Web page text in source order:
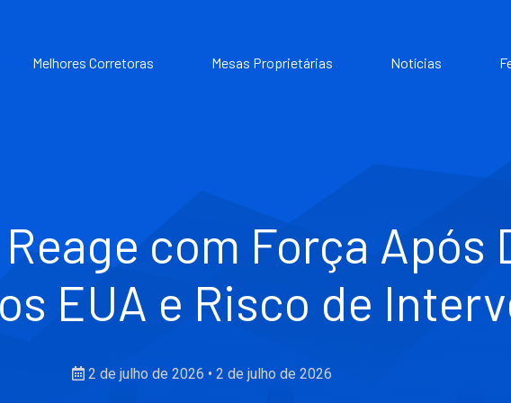
Melhores Corretoras Mesas Proprietárias Notícias
com Força Após
EUA e Risco de
2 de julho de 2026 • 2 de julho de 2026